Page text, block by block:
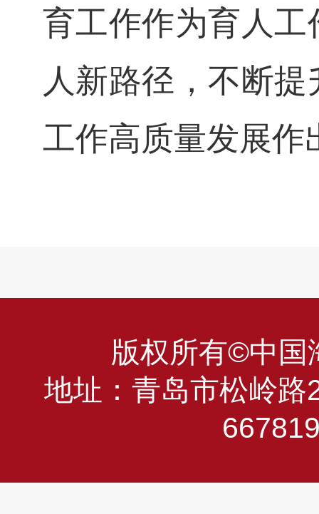
育工作作为育人
人新路径，不断
工作高质量发展作
版权所有©中国
地址：青岛市松岭